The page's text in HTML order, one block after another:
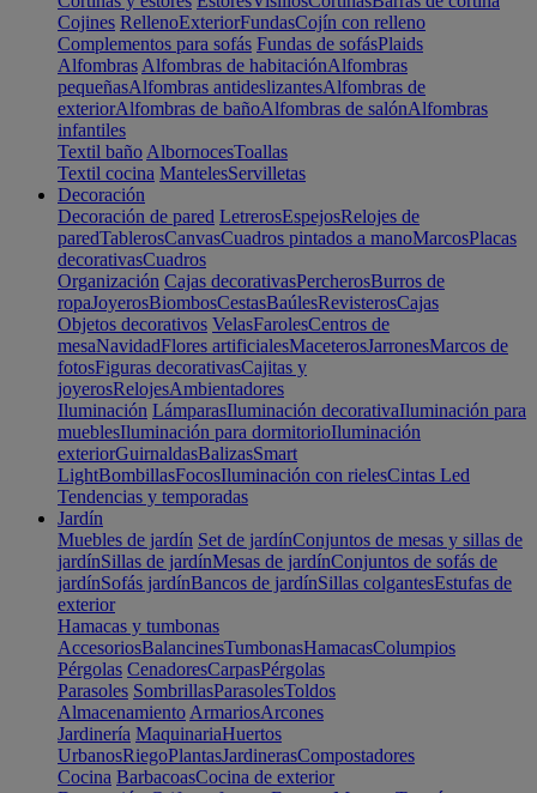
Cojines RellenoExteriorFundasCojín con relleno
Complementos para sofás Fundas de sofásPlaids
Alfombras Alfombras de habitaciónAlfombras
pequeñasAlfombras antideslizantesAlfombras de
exteriorAlfombras de bañoAlfombras de salónAlfombras
infantiles
Textil baño AlbornocesToallas
Textil cocina MantelesServilletas
Decoración
Decoración de pared LetrerosEspejosRelojes de
paredTablerosCanvasCuadros pintados a manoMarcosPlacas
decorativasCuadros
Organización Cajas decorativasPercherosBurros de
ropaJoyerosBiombosCestasBaúlesRevisterosCajas
Objetos decorativos VelasFarolesCentros de
mesaNavidadFlores artificialesMaceterosJarronesMarcos de
fotosFiguras decorativasCajitas y
joyerosRelojesAmbientadores
Iluminación LámparasIluminación decorativaIluminación para
mueblesIluminación para dormitorioIluminación
exteriorGuirnaldasBalizasSmart
LightBombillasFocosIluminación con rielesCintas Led
Tendencias y temporadas
Jardín
Muebles de jardín Set de jardínConjuntos de mesas y sillas de
jardínSillas de jardínMesas de jardínConjuntos de sofás de
jardínSofás jardínBancos de jardínSillas colgantesEstufas de
exterior
Hamacas y tumbonas
AccesoriosBalancinesTumbonasHamacasColumpios
Pérgolas CenadoresCarpasPérgolas
Parasoles SombrillasParasolesToldos
Almacenamiento ArmariosArcones
Jardinería MaquinariaHuertos
UrbanosRiegoPlantasJardinerasCompostadores
Cocina BarbacoasCocina de exterior